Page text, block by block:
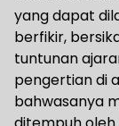
yang dapat
berfikir,
tuntunan
pengertian di
bahwasanya